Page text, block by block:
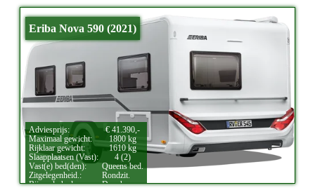
Eriba Nova 590 (2021)
Adviesprijs:
€ 41.390,-
Maximaal gewicht:
1800 kg
Rijklaar gewicht:
1610 kg
Slaapplaatsen (Vast):
4 (2)
Vast(e) bed(den):
Queens bed.
Zitgelegenheid.:
Rondzit.
Bijzonderheden:
Douche.